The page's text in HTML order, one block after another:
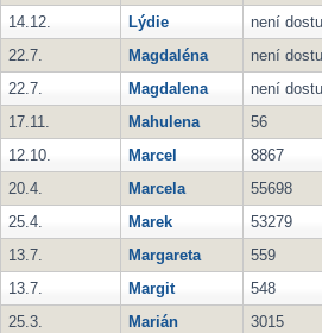
14.12.
Lýdie není
22.7.
Magdaléna není
22.7.
Magdalena není
17.11.
Mahulena 56
12.10.
Marcel 8867
20.4.
Marcela 55698
25.4.
Marek 53279
13.7.
Margareta 559
13.7.
Margit 548
25.3.
Marián 3015